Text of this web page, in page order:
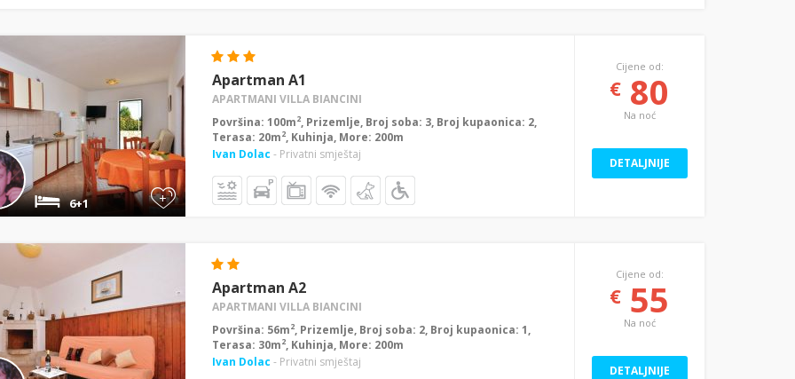
+
6+1
Apartman A1
APARTMANI VILLA BIANCINI
Površina: 100m2, Prizemlje, Broj soba: 3, Broj kupaonica: 2,
Terasa: 20m2, Kuhinja, More: 200m
Ivan Dolac - Privatni smještaj
Cijene od:
€ 80
Na noć
DETALJNIJE
Apartman A2
APARTMANI VILLA BIANCINI
Površina: 56m2, Prizemlje, Broj soba: 2, Broj kupaonica: 1,
Terasa: 30m2, Kuhinja, More: 200m
Ivan Dolac - Privatni smještaj
Cijene od:
€ 55
Na noć
DETALJNIJE